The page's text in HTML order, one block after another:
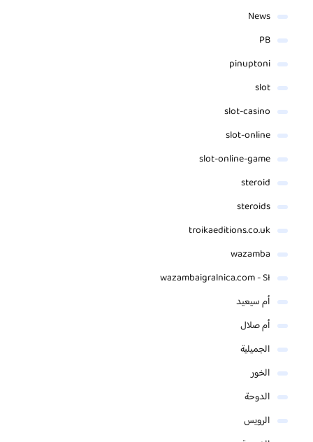
News
PB
pinuptoni
slot
slot-casino
slot-online
slot-online-game
steroid
steroids
troikaeditions.co.uk
wazamba
wazambaigralnica.com - SI
أم سيعيد
أم صلال
الجميلية
الخور
الدوحة
الرويس